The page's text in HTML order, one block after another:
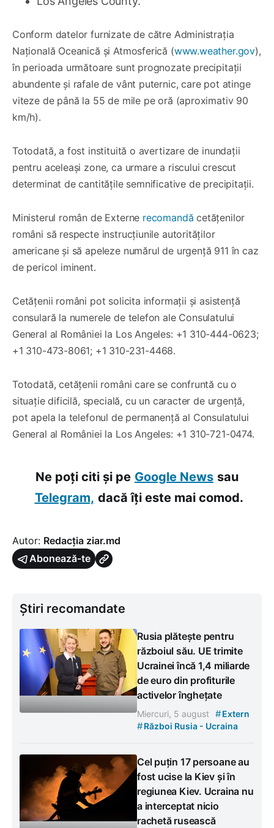
Conform datelor furnizate de către Administrația
Națională Oceanică și Atmosferică (www.weather.gov),
în perioada următoare sunt prognozate precipitații
abundente și rafale de vânt puternic, care pot atinge
viteze de până la 55 de mile pe oră (aproximativ 90
km/h).
Totodată, a fost instituită o avertizare de inundații
pentru aceleași zone, ca urmare a riscului crescut
determinat de cantitățile semnificative de precipitații.
Ministerul român de Externe recomandă cetățenilor
români să respecte instrucțiunile autorităților
americane și să apeleze numărul de urgență 911 în caz
de pericol iminent.
Cetățenii români pot solicita informații și asistență
consulară la numerele de telefon ale Consulatului
General al României la Los Angeles: +1 310-444-0623;
+1 310-473-8061; +1 310-231-4468.
Totodată, cetățenii români care se confruntă cu o
situație dificilă, specială, cu un caracter de urgență,
pot apela la telefonul de permanență al Consulatului
General al României la Los Angeles: +1 310-721-0474.
Ne poți citi și pe Google News sau
Telegram, dacă îți este mai comod.
Autor: Redacția ziar.md
Abonează-te
Știri recomandate
Rusia plătește pentru
războiul său. UE trimite
Ucrainei încă 1,4 miliarde
de euro din profiturile
activelor înghețate
Miercuri, 5 august #Extern
#Război Rusia - Ucraina
Cel puțin 17 persoane au
fost ucise la Kiev și în
regiunea Kiev. Ucraina nu
a interceptat nicio
rachetă rusească